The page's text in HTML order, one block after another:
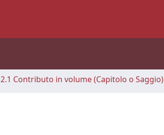
2.1 Contributo in volume (Capitolo o Saggio)